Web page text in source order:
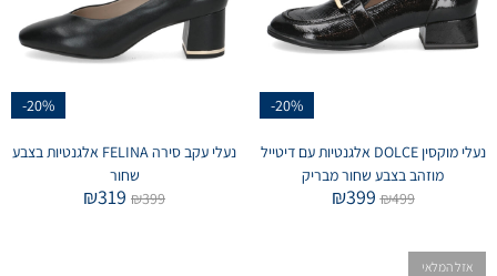
-20%
נעלי מוקסין DOLCE אלגנטיות עם דיטייל
מוזהב בצבע שחור מבריק
₪499
₪399
-20%
נעלי עקב סירה FELINA אלגנטיות בצבע
שחור
₪399
₪319
אזל המלאי